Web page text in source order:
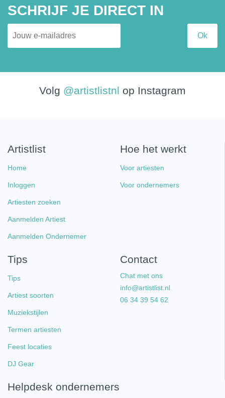
SCHRIJF JE DIRECT IN
Volg @artistlistnl op Instagram
Artistlist
Home
Inloggen
Artiesten zoeken
Aanmelden Artiest
Aanmelden Ondernemer
Hoe het werkt
Voor artiesten
Voor ondernemers
Tips
Tips
Artiest soorten
Muziekstijlen
Termen artiesten
Feest locaties
DJ Gear
Contact
Chat met ons
info@artistlist.nl
06 34 39 54 62
Helpdesk ondernemers